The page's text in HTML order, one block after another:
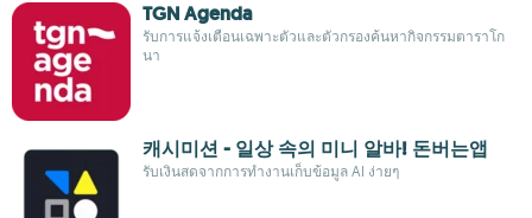
TGN Agenda
รับการแจ้งเตือนเฉพาะตัวและตัวกรองค้นหากิจกรรมตาราโก
นา
캐시미션 - 일상 속의 미니 알바! 돈버는앱
รับเงินสดจากการทำงานเก็บข้อมูล AI ง่ายๆ